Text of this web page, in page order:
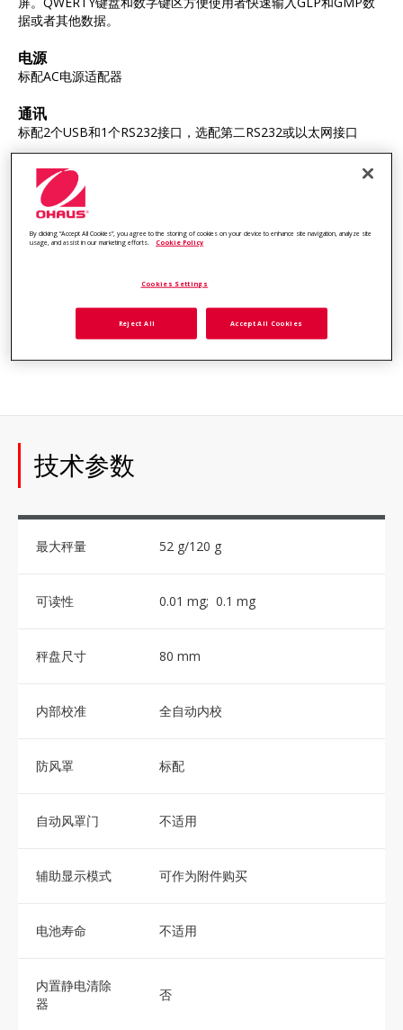
据或者其他数据。
电源
标配AC电源适配器
通讯
标配2个USB和1个RS232接口，选配第二RS232或以太网接口
结构
金属底座，防静电玻璃，自动风罩门（可选），塑料上盖，不锈钢
秤盘，下挂式秤钩
设计特点
可选自带防静电装置的自动风罩门型号，保存至U盘,包含中文的14
关，防盗装置，内置下挂秤钩，易拆卸不锈钢秤盘，稳定指示符，
超载欠载指示符，待机模式。
技术参数
最大秤量 52 g/120 g
可读性 0.01 mg; 0.1 mg
秤盘尺寸 80 mm
内部校准 全自动内校
防风罩 标配
自动风罩门 不适用
辅助显示模式 可作为附件购买
电池寿命 不适用
内置静电清除
器
否
By clicking “Accept All Cookies”, you agree to the storing of cookies on your device to enhance site navigation, analyze site
usage, and assist in our marketing efforts.
Cookie Policy
Cookies Settings
Reject All Accept All Cookies